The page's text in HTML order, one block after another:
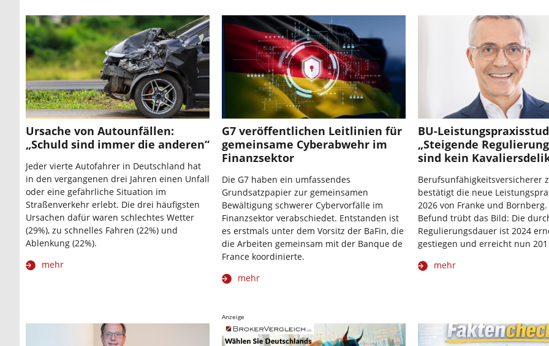
Ursache von Autounfällen:
„Schuld sind immer die anderen“
Jeder vierte Autofahrer in Deutschland hat
in den vergangenen drei Jahren einen Unfall
oder eine gefährliche Situation im
Straßenverkehr erlebt. Die drei häufigsten
Ursachen dafür waren schlechtes Wetter
(29%), zu schnelles Fahren (22%) und
Ablenkung (22%).
mehr
G7 veröffentlichen Leitlinien für
gemeinsame Cyberabwehr im
Finanzsektor
Die G7 haben ein umfassendes
Grundsatzpapier zur gemeinsamen
Bewältigung schwerer Cybervorfälle im
Finanzsektor verabschiedet. Entstanden ist
es erstmals unter dem Vorsitz der BaFin, die
die Arbeiten gemeinsam mit der Banque de
France koordinierte.
mehr
BU-
„Steigende
sind kein
Berufsunfähigkeitsversicherer
bestätigt die neue
2026 von Franke und
Befund trübt das Bild: Die
Regulierungsdauer ist 2024
gestiegen und erreicht nun 201
mehr
Anzeige